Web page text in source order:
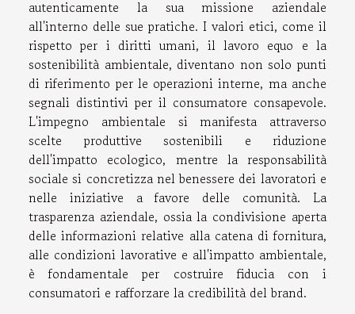
autenticamente la sua missione aziendale
all'interno delle sue pratiche. I valori etici, come il
rispetto per i diritti umani, il lavoro equo e la
sostenibilità ambientale, diventano non solo punti
di riferimento per le operazioni interne, ma anche
segnali distintivi per il consumatore consapevole.
L'impegno ambientale si manifesta attraverso
scelte produttive sostenibili e riduzione
dell'impatto ecologico, mentre la responsabilità
sociale si concretizza nel benessere dei lavoratori e
nelle iniziative a favore delle comunità. La
trasparenza aziendale, ossia la condivisione aperta
delle informazioni relative alla catena di fornitura,
alle condizioni lavorative e all'impatto ambientale,
è fondamentale per costruire fiducia con i
consumatori e rafforzare la credibilità del brand.